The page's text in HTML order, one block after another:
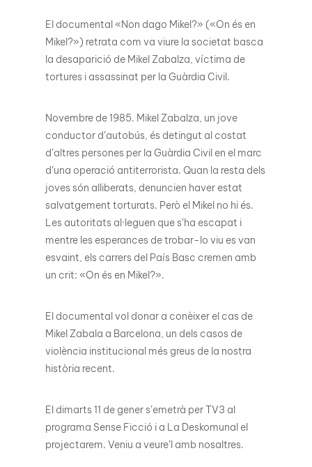
El documental «Non dago Mikel?» («On és en
Mikel?») retrata com va viure la societat basca
la desaparició de Mikel Zabalza, víctima de
tortures i assassinat per la Guàrdia Civil.
Novembre de 1985. Mikel Zabalza, un jove
conductor d’autobús, és detingut al costat
d’altres persones per la Guàrdia Civil en el marc
d’una operació antiterrorista. Quan la resta dels
joves són alliberats, denuncien haver estat
salvatgement torturats. Però el Mikel no hi és.
Les autoritats al·leguen que s’ha escapat i
mentre les esperances de trobar-lo viu es van
esvaint, els carrers del País Basc cremen amb
un crit: «On és en Mikel?».
El documental vol donar a conèixer el cas de
Mikel Zabala a Barcelona, un dels casos de
violència institucional més greus de la nostra
història recent.
El dimarts 11 de gener s’emetrà per TV3 al
programa Sense Ficció i a La Deskomunal el
projectarem. Veniu a veure’l amb nosaltres.